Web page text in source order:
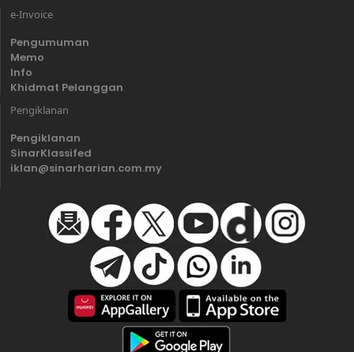
e-Invoice
Pengumuman
Memo
Info
Khidmat Pelanggan
Pengiklanan
Pengiklanan
SinarKlassifed
iklan@sinarharian.com.my